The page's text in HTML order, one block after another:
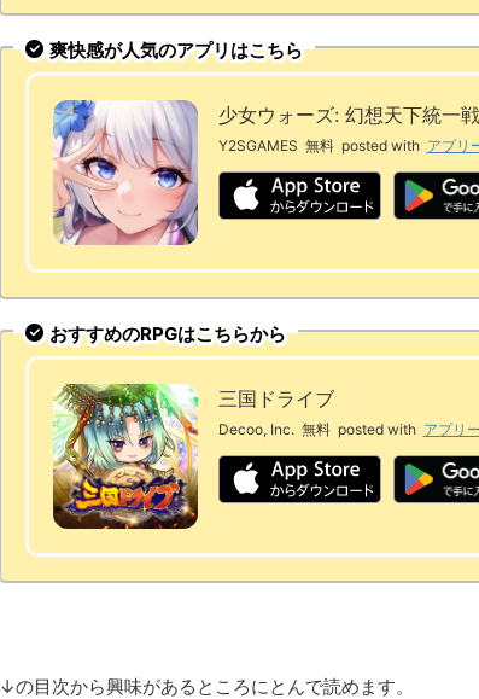
爽快感が人気のアプリはこちら
少女ウォーズ: 幻想天下統一戦
Y2SGAMES 無料 posted with アプリ
おすすめのRPGはこちらから
三国ドライブ
Decoo, Inc. 無料 posted with アプリ
↓の目次から興味があるところにとんで読めます。